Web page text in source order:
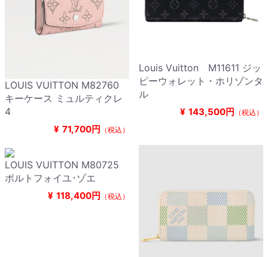
LOUIS VUITTON M82760
キーケース ミュルティクレ
4
¥ 71,700円 （税込）
Louis Vuitton M11611 ジッ
ピーウォレット・ホリゾンタ
ル
¥ 143,500円 （税込）
LOUIS VUITTON M80725
ポルトフォイユ･ゾエ
¥ 118,400円 （税込）